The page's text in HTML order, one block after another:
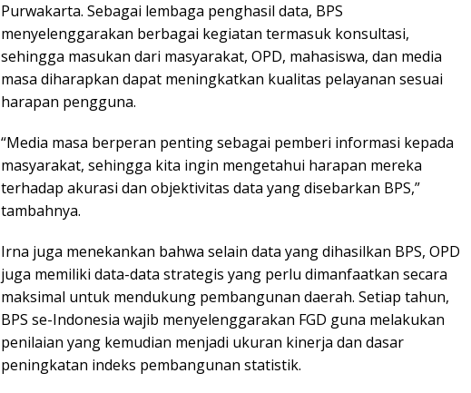
Purwakarta. Sebagai lembaga penghasil data, BPS
menyelenggarakan berbagai kegiatan termasuk konsultasi,
sehingga masukan dari masyarakat, OPD, mahasiswa, dan media
masa diharapkan dapat meningkatkan kualitas pelayanan sesuai
harapan pengguna.
“Media masa berperan penting sebagai pemberi informasi kepada
masyarakat, sehingga kita ingin mengetahui harapan mereka
terhadap akurasi dan objektivitas data yang disebarkan BPS,”
tambahnya.
Irna juga menekankan bahwa selain data yang dihasilkan BPS, OPD
juga memiliki data-data strategis yang perlu dimanfaatkan secara
maksimal untuk mendukung pembangunan daerah. Setiap tahun,
BPS se-Indonesia wajib menyelenggarakan FGD guna melakukan
penilaian yang kemudian menjadi ukuran kinerja dan dasar
peningkatan indeks pembangunan statistik.